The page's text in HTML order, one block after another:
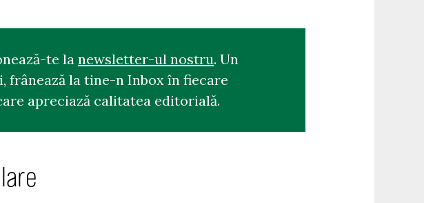
te la newsletter-ul nostru. Un
frânează la tine-n Inbox în fiecare
apreciază calitatea editorială.